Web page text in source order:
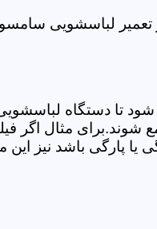
تعمیر لباسشویی
تا دستگاه لباسشویی
مثال اگر
یا پارگی باشد نیز